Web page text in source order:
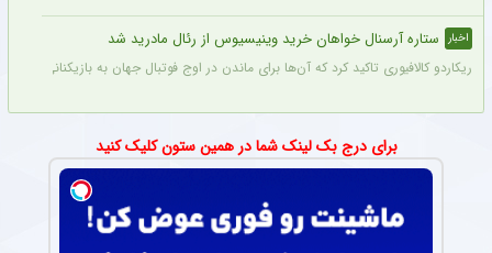
اخبار ستاره آرسنال خواهان خرید وینیسیوس از رئال مادرید شد
ریکاردو کالافیوری تاکید کرد که آن‌ها برای ماندن در اوج فوتبال جهان به بازیکنانی در
برای درج بک لینک شما در همین ستون کلیک کنید